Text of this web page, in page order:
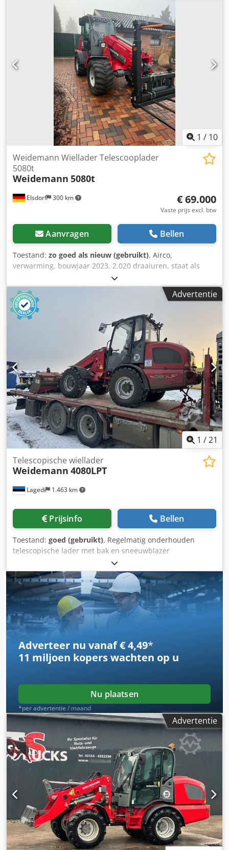
koplampen, hydraulica, palletvorken
, Weidemann 1280
incl. grondbak 1.400 mm en palletvork Dodpfjzcd Nyjx
Aqljkr Bouwjaar 2026 Af fabriek nieuw Perkins-motor
403J17T Stuurkolom verstelbaar Stoffen stoel 20 km/u
Standaard laadinrichting Individuele bedrijfsvergunning
Hydraulische aanbouwset/retourleiding drukloos voor
Aandrijfas hoog/midden met sper Cabine met 2 deuren en
uitklapbare zijramen Banden BKT 31x15.5-15 EM ET 0
Verlichting volgens StVZO Ballastgewicht Gegoten
achtergewicht Radio met DAB+ Weidemann opname Dit
aanbod is vrijblijvend, geen garantie op specificaties.
Fouten, wijzigingen en tussentijdse verkoop
voorbehouden.
1 / 10
Elsdorf 300 km
Weidemann Wiellader Telescooplader
5080t
Weidemann 5080t
€ 69.000
Vaste prijs excl. btw
Aanvragen Bellen
Toestand: zo goed als nieuw (gebruikt), Airco,
verwarming, bouwjaar 2023, 2.020 draaiuren, staat als
nieuw, verstelbare strooivork, 3 hydraulische leidingen aan
de snelwissel, banden als nieuw (550/45-22.5) Dkjdpfxox
Urdwj Aqlsr
Advertentie
1 /21
Lagedi 1.463 km
Telescopische wiellader
Weidemann 4080LPT
Prijsinfo Bellen
Toestand: goed (gebruikt), Regelmatig onderhouden
telescopische lader met bak en sneeuwblazer
Adverteer nu vanaf € 4,49*
11 miljoen koperswachten op u
Nu plaatsen
*per advertentie / maand
Advertentie